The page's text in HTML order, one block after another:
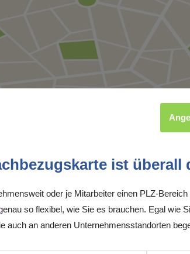
ist
oder je Mitarbeiter einen PLZ-
so flexibel, wie Sie es brauchen. Egal wie
auch an anderen Unternehmensstandorten